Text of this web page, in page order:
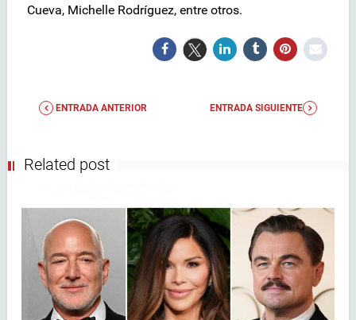
Cueva, Michelle Rodríguez, entre otros.
ENTRADA ANTERIOR ENTRADA SIGUIENTE
Related post